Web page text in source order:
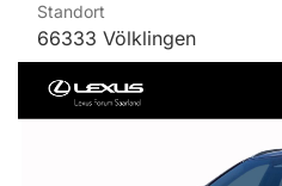
Standort
66333 Völklingen